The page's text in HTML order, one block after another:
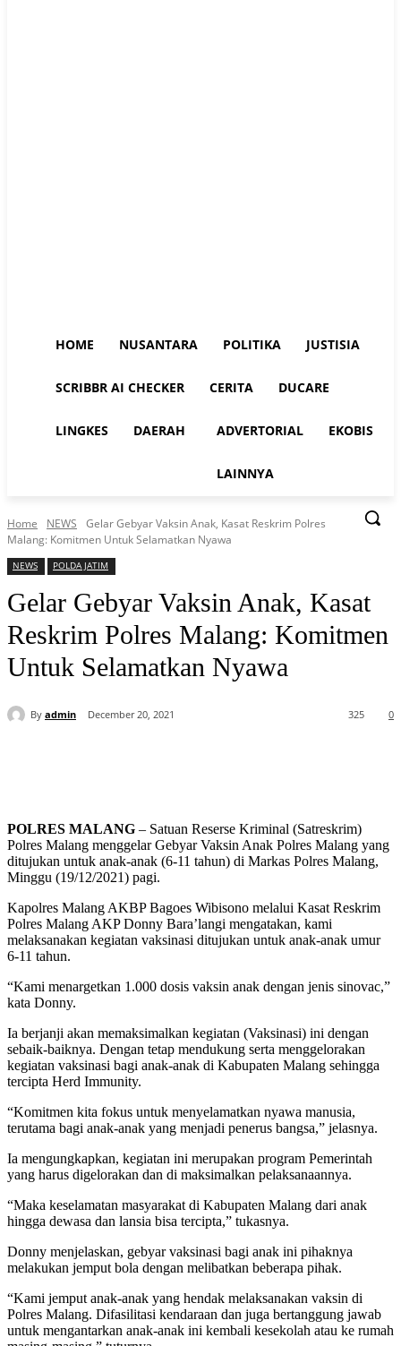
HOME NUSANTARA POLITIKA JUSTISIA
SCRIBBR AI CHECKER CERITA DUCARE
LINGKES DAERAH ADVERTORIAL EKOBIS
LAINNYA
Home NEWS
Gelar Gebyar Vaksin Anak, Kasat Reskrim Polres
Malang: Komitmen Untuk Selamatkan Nyawa
NEWS POLDA JATIM
Gelar Gebyar Vaksin Anak, Kasat
Reskrim Polres Malang: Komitmen
Untuk Selamatkan Nyawa
By admin December 20, 2021 0
325
POLRES MALANG – Satuan Reserse Kriminal (Satreskrim)
Polres Malang menggelar Gebyar Vaksin Anak Polres Malang yang
ditujukan untuk anak-anak (6-11 tahun) di Markas Polres Malang,
Minggu (19/12/2021) pagi.
Kapolres Malang AKBP Bagoes Wibisono melalui Kasat Reskrim
Polres Malang AKP Donny Bara’langi mengatakan, kami
melaksanakan kegiatan vaksinasi ditujukan untuk anak-anak umur
6-11 tahun.
“Kami menargetkan 1.000 dosis vaksin anak dengan jenis sinovac,”
kata Donny.
Ia berjanji akan memaksimalkan kegiatan (Vaksinasi) ini dengan
sebaik-baiknya. Dengan tetap mendukung serta menggelorakan
kegiatan vaksinasi bagi anak-anak di Kabupaten Malang sehingga
tercipta Herd Immunity.
“Komitmen kita fokus untuk menyelamatkan nyawa manusia,
terutama bagi anak-anak yang menjadi penerus bangsa,” jelasnya.
Ia mengungkapkan, kegiatan ini merupakan program Pemerintah
yang harus digelorakan dan di maksimalkan pelaksanaannya.
“Maka keselamatan masyarakat di Kabupaten Malang dari anak
hingga dewasa dan lansia bisa tercipta,” tukasnya.
Donny menjelaskan, gebyar vaksinasi bagi anak ini pihaknya
melakukan jemput bola dengan melibatkan beberapa pihak.
“Kami jemput anak-anak yang hendak melaksanakan vaksin di
Polres Malang. Difasilitasi kendaraan dan juga bertanggung jawab
untuk mengantarkan anak-anak ini kembali kesekolah atau ke rumah